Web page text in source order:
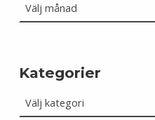
Kategorier